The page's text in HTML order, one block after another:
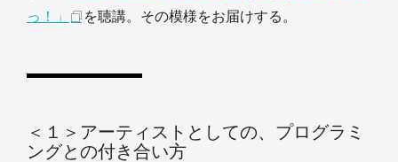
っ！」
を聴講。その模様をお届けする。
＜１＞アーティストとしての、プログラミ
ングとの付き合い方